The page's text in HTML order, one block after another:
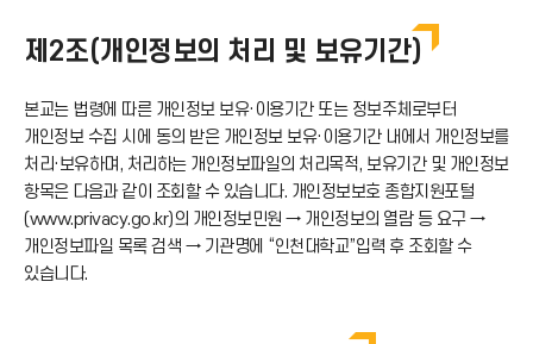
제2조(개인정보의 처리 및 보유기간)
본교는 법령에 따른 개인정보 보유·이용기간 또는 정보주체로부터
개인정보 수집 시에 동의 받은 개인정보 보유·이용기간 내에서 개인정보를
처리·보유하며, 처리하는 개인정보파일의 처리목적, 보유기간 및 개인정보
항목은 다음과 같이 조회할 수 있습니다. 개인정보보호 종합지원포털
(www.privacy.go.kr)의 개인정보민원 → 개인정보의 열람 등 요구 →
개인정보파일 목록 검색 → 기관명에 “인천대학교”입력 후 조회할 수
있습니다.